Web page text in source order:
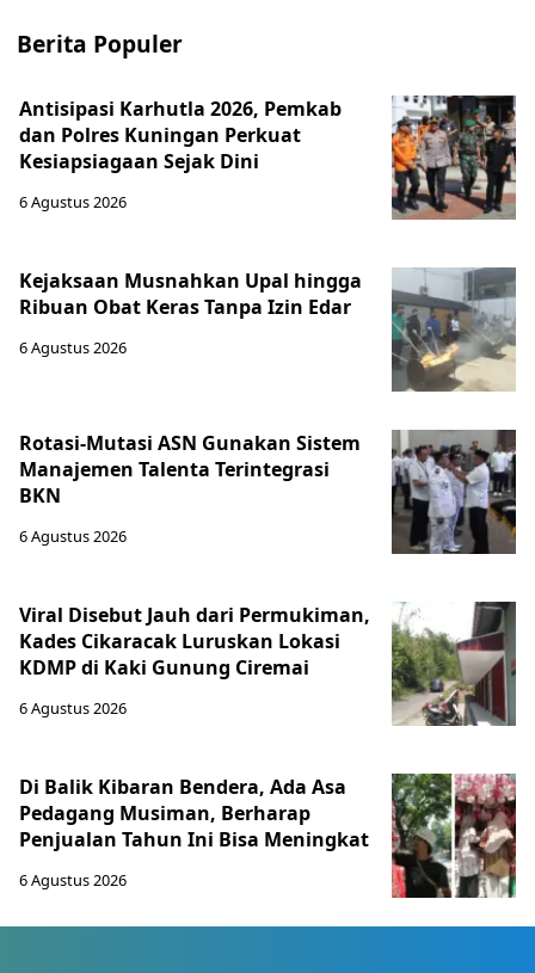
Berita Populer
Antisipasi Karhutla 2026, Pemkab
dan Polres Kuningan Perkuat
Kesiapsiagaan Sejak Dini
6 Agustus 2026
Kejaksaan Musnahkan Upal hingga
Ribuan Obat Keras Tanpa Izin Edar
6 Agustus 2026
Rotasi-Mutasi ASN Gunakan Sistem
Manajemen Talenta Terintegrasi
BKN
6 Agustus 2026
Viral Disebut Jauh dari Permukiman,
Kades Cikaracak Luruskan Lokasi
KDMP di Kaki Gunung Ciremai
6 Agustus 2026
Di Balik Kibaran Bendera, Ada Asa
Pedagang Musiman, Berharap
Penjualan Tahun Ini Bisa Meningkat
6 Agustus 2026